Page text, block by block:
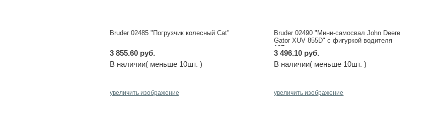
Bruder 02485 "Погрузчик колесный Cat"
3 855.60 руб.
В наличии( меньше 10шт. )
Bruder 02490 "Мини-самосвал John Deere
Gator XUV 855D" с фигуркой водителя
107 мм
3 496.10 руб.
В наличии( меньше 10шт. )
увеличить изображение увеличить изображение